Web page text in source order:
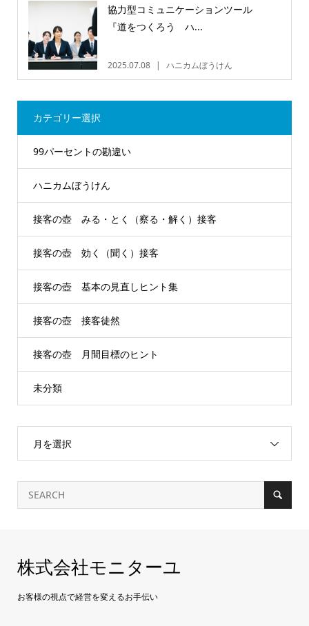
協力型コミュニケーションツール
『道をつくろう ハ...
2025.07.08 ハニカムぼうけん
カテゴリー選択
99パーセントの勘違い
ハニカムぼうけん
接客の壺 みる・とく（察る・解く）接客
接客の壺 効く（聞く）接客
接客の壺 基本の見直しヒント集
接客の壺 接客徒然
接客の壺 月間目標のヒント
未分類
月を選択
株式会社モニターユ
お客様の視点で経営を変えるお手伝い